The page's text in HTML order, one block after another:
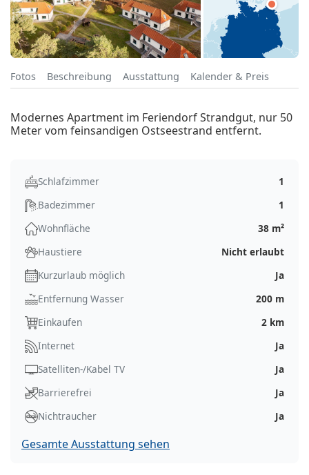
Fotos Beschreibung Ausstattung Kalender & Preis
Modernes Apartment im Feriendorf Strandgut, nur 50
Meter vom feinsandigen Ostseestrand entfernt.
Schlafzimmer
1
Badezimmer
1
Wohnfläche
38 m²
Haustiere
Nicht erlaubt
Kurzurlaub möglich
Ja
Entfernung Wasser
200 m
Einkaufen
2 km
Internet
Ja
Satelliten-/Kabel TV
Ja
Barrierefrei
Ja
Nichtraucher
Ja
Gesamte Ausstattung sehen